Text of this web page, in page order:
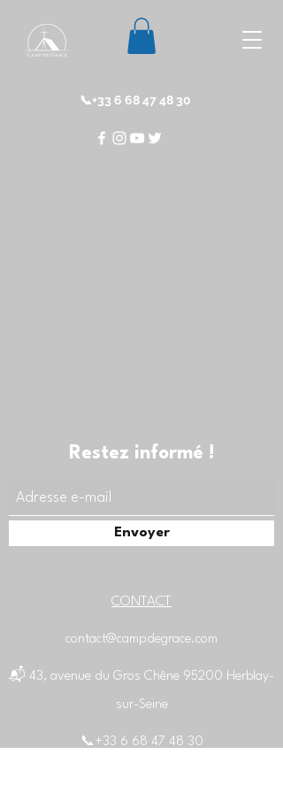
📞+33 6 68 47 48 30
Restez informé !
Envoyer
CONTACT
contact@campdegrace.com
📬 43, avenue du Gros Chêne 95200 Herblay-
sur-Seine
📞+33 6 68 47 48 30